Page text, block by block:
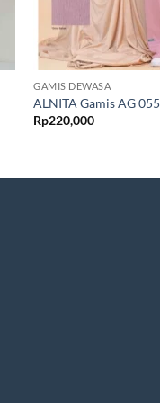
GAMIS DEWASA
ALNITA Gamis AG 055
Rp220,000